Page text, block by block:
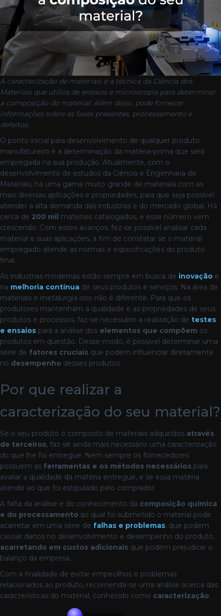
A caracterização de materiais é a técnica da Ciência dos
Materiais que utiliza de ensaios e microscopia para determinar
a composição do material. Além disso, pode fornecer
informações sobre as fases presentes, processamento e
defeitos.
O ponto inicial para desenvolvimento de qualquer produto
manufatureiro é a determinação da matéria-prima que será
empregada na sua produção. Atualmente, com o
desenvolvimento de estudos da Ciência e Engenharia de
Materiais, há uma gama muito grande de materiais com as
mais diversas aplicações e propriedades, para que seja possível
atender a alta demanda das industrias e do mercado global. Há
cerca de 200 mil materiais catalogados, e esse número vem
crescendo. Com esses avanços, fez-se possível analisar cada
material e suas aplicações, a fim de constatar se o material
empregado atende as normas e especificações do produto
final.
As industrias modernas estão sempre em busca de inovação e
na melhoria contínua de seus produtos e serviços. Na área de
materiais e metalurgia isso não é diferente. Para que os
produtores mantenham a qualidade e as propriedades de seus
produtos e processos, faz-se necessário a realização de testes
e ensaios para a análise dos elementos que compõem os
produtos em questão. Desse modo, é possível determinar uma
série de fatores cruciais que podem influenciar diretamente
no desempenho desses produtos.
Por que realizar a
caracterização do seu material?
Se o seu produto é composto de materiais adquiridos através
de terceiros, faz-se ainda mais necessário uma caracterização
do que lhe foi entregue. Nem sempre os fornecedores
possuem as ferramentas e os métodos necessários para
avaliar a qualidade da matéria entregue, e se essa matéria
atende ao que foi estipulado pelo comprador.
A falta da análise e do conhecimento da composição química
e do processamento ao qual foi submetido o material pode
acarretar em uma série de falhas e problemas, que podem
causar danos no desenvolvimento e desempenho do produto,
acarretando em custos adicionais que podem prejudicar o
balanço da empresa.
Com a finalidade de evitar empecilhos e problemas
relacionados ao produto, recomenda-se uma análise acerca das
características do material, conhecido como caracterização.